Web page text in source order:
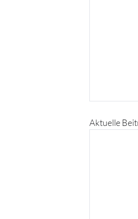
Aktuelle